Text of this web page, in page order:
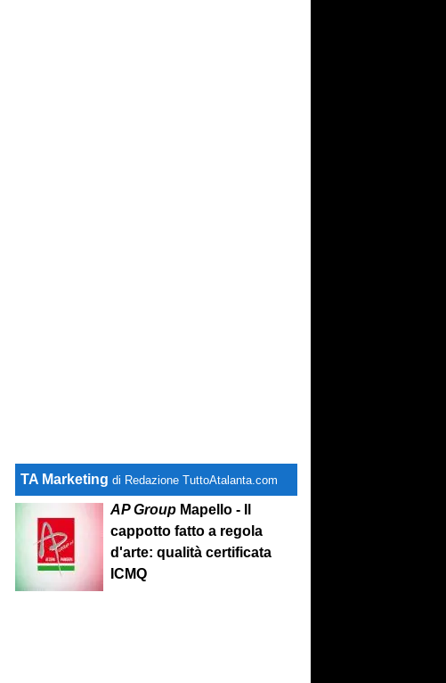
TA Marketing di Redazione TuttoAtalanta.com
AP Group Mapello - Il
cappotto fatto a regola
d'arte: qualità certificata
ICMQ